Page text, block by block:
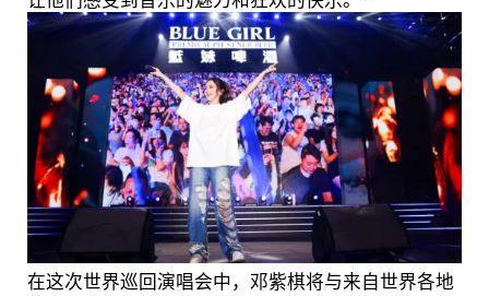
在这次世界巡回演唱会中，邓紫棋将与来自世界各地